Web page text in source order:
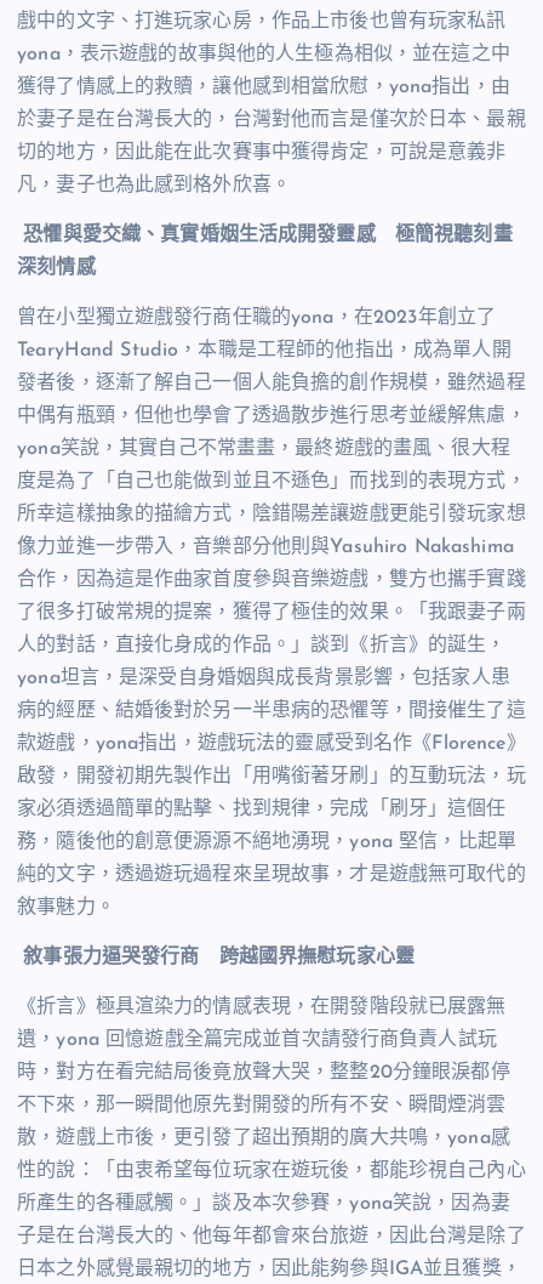
戲中的文字、打進玩家心房，作品上市後也曾有玩家私訊
yona，表示遊戲的故事與他的人生極為相似，並在這之中
獲得了情感上的救贖，讓他感到相當欣慰， yona指出，由
於妻子是在台灣長大的，台灣對他而言是僅次於日本、最親
切的地方，因此能在此次賽事中獲得肯定，可說是意義非
凡，妻子也為此感到格外欣喜。
恐懼與愛交織、真實婚姻生活成開發靈感 極簡視聽刻畫
深刻情感
曾在小型獨立遊戲發行商任職的yona ，在2023年創立了
TearyHand Studio ，本職是工程師的他指出，成為單人開
發者後，逐漸了解自己一個人能負擔的創作規模，雖然過程
中偶有瓶頸，但他也學會了透過散步進行思考並緩解焦慮，
yona笑說，其實自己不常畫畫，最終遊戲的畫風、很大程
度是為了「自己也能做到並且不遜色」而找到的表現方式，
所幸這樣抽象的描繪方式，陰錯陽差讓遊戲更能引發玩家想
像力並進一步帶入，音樂部分他則與Yasuhiro Nakashima
合作，因為這是作曲家首度參與音樂遊戲，雙方也攜手實踐
了很多打破常規的提案，獲得了極佳的效果。「我跟妻子兩
人的對話，直接化身成的作品。」談到《折言》的誕生，
yona坦言，是深受自身婚姻與成長背景影響，包括家人患
病的經歷、結婚後對於另一半患病的恐懼等，間接催生了這
款遊戲， yona指出，遊戲玩法的靈感受到名作《 Florence》
啟發，開發初期先製作出「用嘴銜著牙刷」的互動玩法，玩
家必須透過簡單的點擊、找到規律，完成「刷牙」這個任
務，隨後他的創意便源源不絕地湧現，yona 堅信，比起單
純的文字，透過遊玩過程來呈現故事，才是遊戲無可取代的
敘事魅力。
敘事張力逼哭發行商 跨越國界撫慰玩家心靈
《折言》極具渲染力的情感表現，在開發階段就已展露無
遺，yona
回憶遊戲全篇完成並首次請發行商負責人試玩
時，對方在看完結局後竟放聲大哭，整整20分鐘眼淚都停
不下來，那一瞬間他原先對開發的所有不安、瞬間煙消雲
散，遊戲上市後，更引發了超出預期的廣大共鳴，yona感
性的說：「由衷希望每位玩家在遊玩後，都能珍視自己內心
所產生的各種感觸。」談及本次參賽，yona笑說，因為妻
子是在台灣長大的、他每年都會來台旅遊，因此台灣是除了
日本之外感覺最親切的地方，因此能夠參與IGA並且獲獎，